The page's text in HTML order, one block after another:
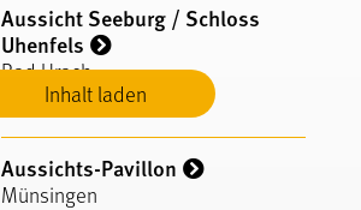
Inhalt laden
Aussicht Seeburg / Schloss
Uhenfels
Bad Urach
Aussichts-Pavillon
Münsingen